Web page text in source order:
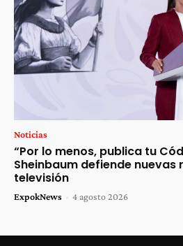
Noticias
“Por lo menos, publica tu
Sheinbaum defiende
televisión
ExpokNews - 4 agosto 2026